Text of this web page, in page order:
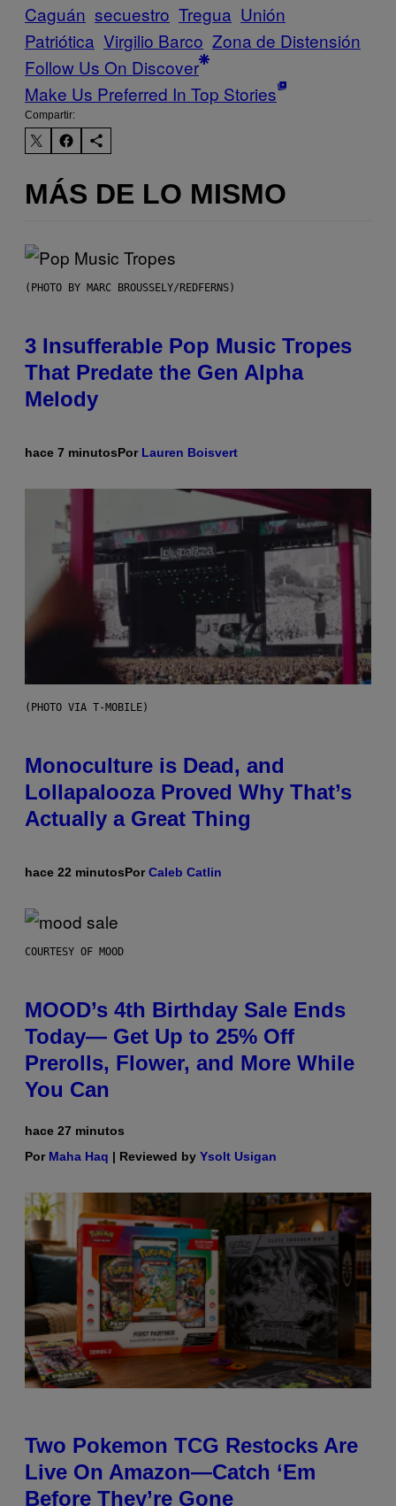
Caguán secuestro Tregua Unión
Patriótica Virgilio Barco Zona de Distensión
Follow Us On Discover
Make Us Preferred In Top Stories
Compartir:
MÁS DE LO MISMO
(PHOTO BY MARC BROUSSELY/REDFERNS)
3 Insufferable Pop Music Tropes
That Predate the Gen Alpha
Melody
hace 7 minutosPor Lauren Boisvert
(PHOTO VIA T-MOBILE)
Monoculture is Dead, and
Lollapalooza Proved Why That’s
Actually a Great Thing
hace 22 minutosPorCaleb Catlin
COURTESY OF MOOD
MOOD’s 4th Birthday Sale Ends
Today— Get Up to 25% Off
Prerolls, Flower, and More While
You Can
hace 27 minutos
Por Maha Haq | Reviewed by Ysolt Usigan
Two Pokemon TCG Restocks Are
Live On Amazon—Catch ‘Em
Before They’re Gone